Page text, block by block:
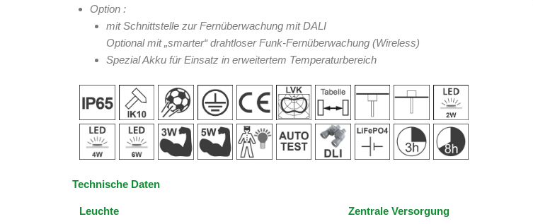
Option :
mit Schnittstelle zur Fernüberwachung mit DALI
Optional mit „smarter“ drahtloser Funk-Fernüberwachung (Wireless)
Spezial Akku für Einsatz in erweitertem Temperaturbereich
Technische Daten
Leuchte
Zentrale Versorgung